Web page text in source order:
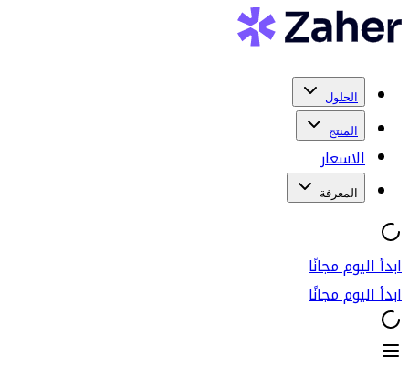
الحلول
المنتج
الاسعار
المعرفة
ابدأ اليوم مجانًا
ابدأ اليوم مجانًا